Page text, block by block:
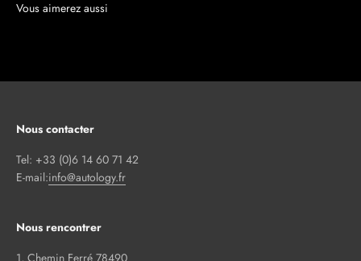
Nous contacter
Tel: +33 (0)6 14 60 71 42
E-mail:info@autology.fr
Nous rencontrer
1, Chemin Ferré 78490